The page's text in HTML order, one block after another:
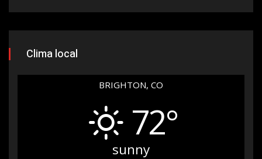
Clima local
BRIGHTON, CO
72°
sunny